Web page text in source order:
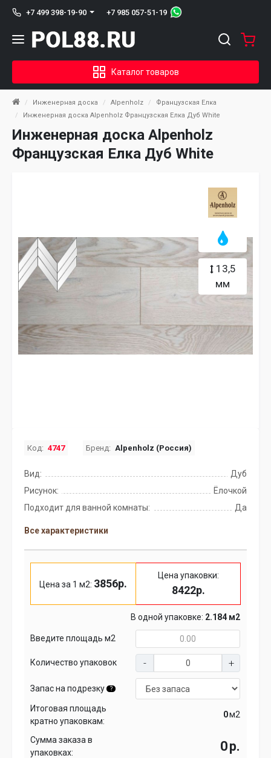
+7 499 398-19-90 +7 985 057-51-19
Каталог товаров
Инженерная доска Alpenholz
Французская Елка
Инженерная доска Alpenholz Французская Елка Дуб White
Инженерная доска Alpenholz
Французская Елка Дуб White
13,5
мм
Код: 4747 Бренд: Alpenholz (Россия)
Вид:
Дуб
Рисунок:
Ёлочкой
Подходит для ванной комнаты:
Да
Все характеристики
Цена за 1 м2: 3856р.
Цена упаковки:
8422р.
В одной упаковке: 2.184 м2
Введите площадь м2
Количество упаковок
Запас на подрезку ?
Итоговая площадь
кратно упаковкам:
м2
Сумма заказа в
упаковках:
р.